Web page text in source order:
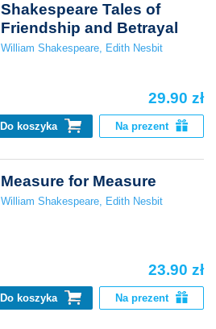
Shakespeare Tales of
Friendship and Betrayal
William Shakespeare, Edith Nesbit
29.90 zł
Do koszyka Na prezent
Measure for Measure
William Shakespeare, Edith Nesbit
23.90 zł
Do koszyka Na prezent